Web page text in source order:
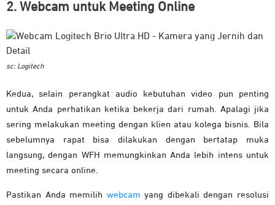
2. Webcam untuk Meeting Online
sc: Logitech
Kedua, selain perangkat audio kebutuhan video pun penting
untuk Anda perhatikan ketika bekerja dari rumah. Apalagi jika
sering melakukan meeting dengan klien atau kolega bisnis. Bila
sebelumnya rapat bisa dilakukan dengan bertatap muka
langsung, dengan WFH memungkinkan Anda lebih intens untuk
meeting secara online.
Pastikan Anda memilih webcam yang dibekali dengan resolusi